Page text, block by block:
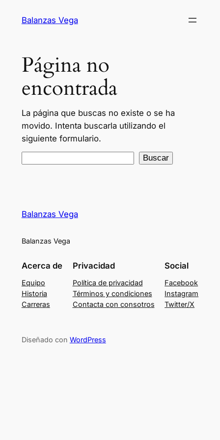
Balanzas Vega
Página no
encontrada
La página que buscas no existe o se ha
movido. Intenta buscarla utilizando el
siguiente formulario.
Buscar
Balanzas Vega
Balanzas Vega
Acerca de
Equipo
Historia
Carreras
Privacidad
Política de privacidad
Términos y condiciones
Contacta con consotros
Social
Facebook
Instagram
Twitter/X
Diseñado con WordPress